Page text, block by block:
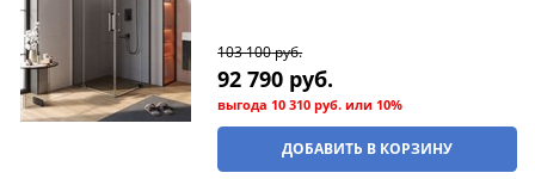
103 100 руб.
92 790 руб.
выгода 10 310 руб. или 10%
ДОБАВИТЬ В КОРЗИНУ